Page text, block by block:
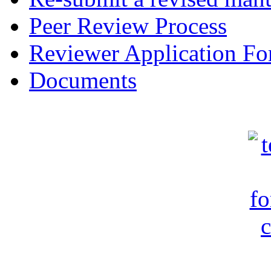
Peer Review Process
Reviewer Application
Documents